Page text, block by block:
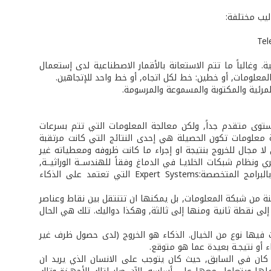
مختلفة:
وغالباً ما تتم الاستعانة بالأقمار الاصطناعية لدى إستعمال
أو خطين: خط لكل اتجاه, أو خط واحد للإتجاهين.
والمكتوبة والمسموعة والمرسومة.
متقدم جداً, ولكن معالجة المعلومات التي تتم بسرعات
معلومات تكون الحصيلة هي إحدى النتائج التي كانت مرتقبة
للخروج بنتيجة او إجراء ما كانت ظروفه ومعطياته غير
ونظام شبكات الخلايـا في الدماغ وفقاً للهندســة الوراثيــة,
أمكن إستخدام عناصر ذكيـة ضمن أجهـزة وشبكات المعلومات, تتمثل تلك العناصر بالبرامج المتخصصة:Expert Systems التي تعتمد على الذكاء
من شبكة المعلومات, بل يمكنها ان تتنتقل بين نقاط وعناصر
نقطة ثانية ومنها إلى ثالثة, وهكذا دواليك. تلك هي الحال
فيها نوع من الخيال. الذكاء هو الخروج (لدى حصول ظرف غير
أو نتيجـة بعيدة عما هو متوقع.
كان في السابق, حيث كان يتوجب على الانسان الذي يريد ان